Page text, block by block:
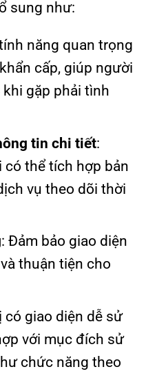
sung như:
năng quan trọng
cấp, giúp người
khi gặp phải tình
tin chi tiết:
có thể tích hợp bản
vụ theo dõi thời
: Đảm bảo giao diện
thuận tiện cho
có giao diện dễ sử
với mục đích sử
chức năng theo